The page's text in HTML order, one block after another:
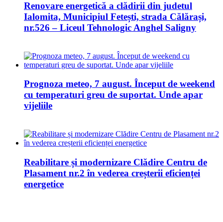
Renovare energetică a clădirii din judetul
Ialomita, Municipiul Fetești, strada Călărași,
nr.526 – Liceul Tehnologic Anghel Saligny
Prognoza meteo, 7 august. Început de weekend
cu temperaturi greu de suportat. Unde apar
vijeliile
Reabilitare și modernizare Clădire Centru de
Plasament nr.2 în vederea creșterii eficienței
energetice